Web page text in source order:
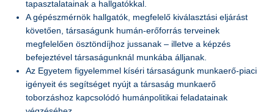
tapasztalatainak a hallgatókkal.
A gépészmérnök hallgatók, megfelelő kiválasztási eljárást
követően, társaságunk humán-erőforrás terveinek
megfelelően ösztöndíjhoz jussanak – illetve a képzés
befejeztével társaságunknál munkába álljanak.
Az Egyetem figyelemmel kíséri társaságunk munkaerő-piaci
igényeit és segítséget nyújt a társaság munkaerő
toborzáshoz kapcsolódó humánpolitikai feladatainak